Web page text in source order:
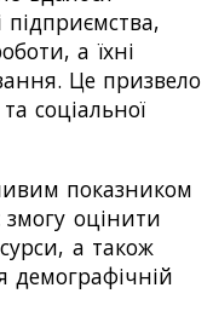
а їхні
Це призвело
соціальної
показником
змогу оцінити
а також
демографічній